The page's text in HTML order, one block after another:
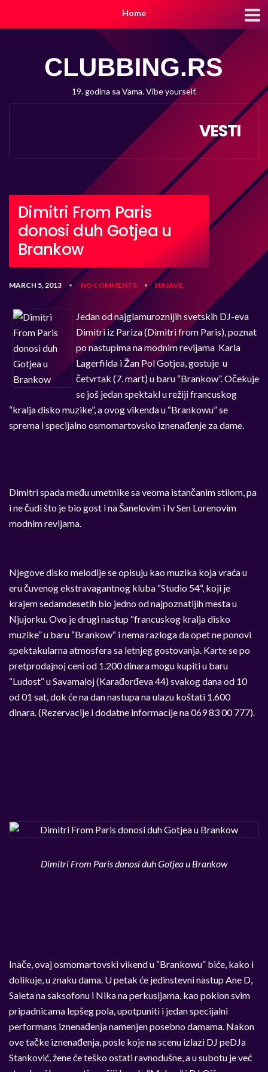
Home
19. godina sa Vama. Vibe yourself.
VESTI
Dimitri From Paris
donosi duh Gotjea u
Brankow
MARCH 5, 2013 • NO COMMENTS • NAJAVE
Jedan od najglamuroznijih svetskih DJ-eva
Dimitri iz Pariza (Dimitri from Paris), poznat
po nastupima na modnim revijama Karla
Lagerfilda i Žan Pol Gotjea, gostuje u
četvrtak (7. mart) u baru “Brankow”. Očekuje
se još jedan spektakl u režiji francuskog
“kralja disko muzike”, a ovog vikenda u “Brankowu” se
sprema i specijalno osmomartovsko iznenađenje za dame.
Dimitri spada među umetnike sa veoma istančanim stilom, pa
i ne čudi što je bio gost i na Šanelovim i Iv Sen Lorenovim
modnim revijama.
Njegove disko melodije se opisuju kao muzika koja vraća u
eru čuvenog ekstravagantnog kluba “Studio 54“, koji je
krajem sedamdesetih bio jedno od najpoznatijih mesta u
Njujorku. Ovo je drugi nastup “francuskog kralja disko
muzike” u baru “Brankow“ i nema razloga da opet ne ponovi
spektakularna atmosfera sa letnjeg gostovanja. Karte se po
pretprodajnoj ceni od 1.200 dinara mogu kupiti u baru
“Ludost“ u Savamaloj (Karađorđeva 44) svakog dana od 10
od 01 sat, dok će na dan nastupa na ulazu koštati 1.600
dinara. (Rezervacije i dodatne informacije na 069 83 00 777).
Dimitri From Paris donosi duh Gotjea u Brankow
Inače, ovaj osmomartovski vikend u “Brankowu” biće, kako i
dolikuje, u znaku dama. U petak će jedinstevni nastup Ane D,
Saleta na saksofonu i Nika na perkusijama, kao poklon svim
pripadnicama lepšeg pola, upotpuniti i jedan specijalni
performans iznenađenja namenjen posebno damama. Nakon
ove tačke iznenađenja, posle koje na scenu izlazi DJ peDJa
Stanković, žene će teško ostati ravnodušne, a u subotu je već